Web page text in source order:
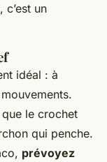
un
idéal : à
le crochet
qui penche.
prévoyez